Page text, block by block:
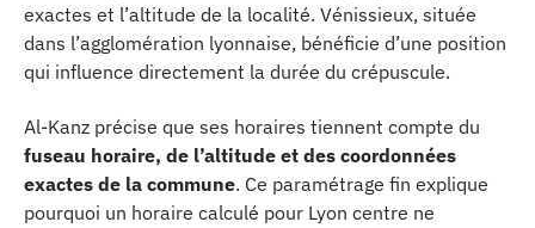
exactes et l’altitude de la localité. Vénissieux, située
dans l’agglomération lyonnaise, bénéficie d’une position
qui influence directement la durée du crépuscule.
Al-Kanz précise que ses horaires tiennent compte du
fuseau horaire, de l’altitude et des coordonnées
exactes de la commune. Ce paramétrage fin explique
pourquoi un horaire calculé pour Lyon centre ne